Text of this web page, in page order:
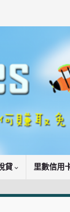
貸 里數信用